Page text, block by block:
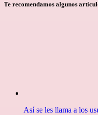
Te recomendamos algunos
Así se les llama a los